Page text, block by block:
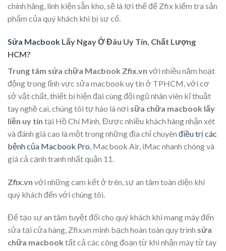
chính hãng, linh kiện sẵn kho, sẽ là lợi thế để Zfix kiểm tra sản
phẩm của quý khách khi bị sự cố.
Sửa Macbook Lấy Ngay Ở Đâu Uy Tín, Chất Lượng
HCM?
Trung tâm sửa chữa Macbook Zfix.vn với nhiều năm hoạt
động trong lĩnh vực sửa macbook uy tín ở TPHCM, với cơ
sở vật chất, thiết bị hiện đại cùng đội ngũ nhân viên kĩ thuật
tay nghề cai, chúng tôi tự hào là nơi sữa chữa macbook lấy
liền uy tín tại Hồ Chí Minh. Được nhiều khách hàng nhận xét
và đánh giá cao là một trong những địa chỉ chuyên điều trị các
bệnh của Macbook Pro , Macbook Air, iMac nhanh chóng và
giá cả cạnh tranh nhất quận 11.
Zfix.vn với những cam kết ở trên, sự an tâm toàn diện khi
quý khách đến với chúng tôi.
Để tạo sự an tâm tuyệt đối cho quý khách khi mang máy đến
sửa tại cửa hàng, Zfix.vn minh bạch hoàn toàn quy trình sửa
chữa macbook tất cả các công đoạn từ khi nhận máy từ tay